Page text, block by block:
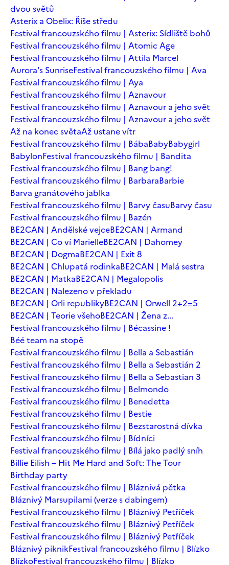
dvou světů
Asterix a Obelix: Říše středu
Festival francouzského filmu | Asterix: Sídliště bohů
Festival francouzského filmu | Atomic Age
Festival francouzského filmu | Attila Marcel
Aurora's SunriseFestival francouzského filmu | Ava
Festival francouzského filmu | Aya
Festival francouzského filmu | Aznavour
Festival francouzského filmu | Aznavour a jeho svět
Festival francouzského filmu | Aznavour a jeho svět
Až na konec světaAž ustane vítr
Festival francouzského filmu | BábaBabyBabygirl
BabylonFestival francouzského filmu | Bandita
Festival francouzského filmu | Bang bang!
Festival francouzského filmu | BarbaraBarbie
Barva granátového jablka
Festival francouzského filmu | Barvy časuBarvy času
Festival francouzského filmu | Bazén
BE2CAN | Andělské vejceBE2CAN | Armand
BE2CAN | Co ví MarielleBE2CAN | Dahomey
BE2CAN | DogmaBE2CAN | Exit 8
BE2CAN | Chlupatá rodinkaBE2CAN | Malá sestra
BE2CAN | MatkaBE2CAN | Megalopolis
BE2CAN | Nalezeno v překladu
BE2CAN | Orli republikyBE2CAN | Orwell 2+2=5
BE2CAN | Teorie všehoBE2CAN | Žena z...
Festival francouzského filmu | Bécassine !
Béé team na stopě
Festival francouzského filmu | Bella a Sebastián
Festival francouzského filmu | Bella a Sebastián 2
Festival francouzského filmu | Bella a Sebastian 3
Festival francouzského filmu | Belmondo
Festival francouzského filmu | Benedetta
Festival francouzského filmu | Bestie
Festival francouzského filmu | Bezstarostná dívka
Festival francouzského filmu | Bídníci
Festival francouzského filmu | Bílá jako padlý sníh
Billie Eilish – Hit Me Hard and Soft: The Tour
Birthday party
Festival francouzského filmu | Bláznivá pětka
Bláznivý Marsupilami (verze s dabingem)
Festival francouzského filmu | Bláznivý Petříček
Festival francouzského filmu | Bláznivý Petříček
Festival francouzského filmu | Bláznivý Petříček
Bláznivý piknikFestival francouzského filmu | Blízko
BlízkoFestival francouzského filmu | Blízko